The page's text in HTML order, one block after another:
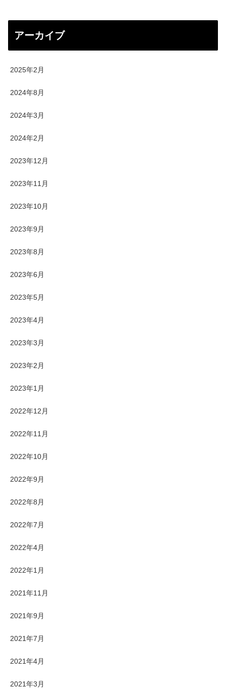
アーカイブ
2025年2月
2024年8月
2024年3月
2024年2月
2023年12月
2023年11月
2023年10月
2023年9月
2023年8月
2023年6月
2023年5月
2023年4月
2023年3月
2023年2月
2023年1月
2022年12月
2022年11月
2022年10月
2022年9月
2022年8月
2022年7月
2022年4月
2022年1月
2021年11月
2021年9月
2021年7月
2021年4月
2021年3月